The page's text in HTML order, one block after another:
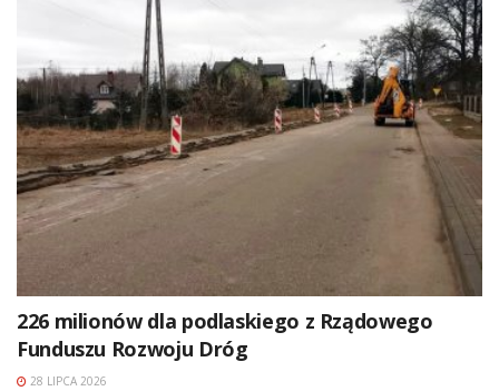
226 milionów dla podlaskiego z Rządowego
Funduszu Rozwoju Dróg
28 LIPCA 2026